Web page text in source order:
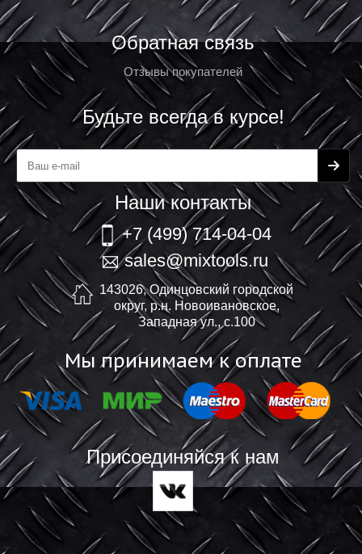
Обратная связь
Отзывы покупателей
Будьте всегда в курсе!
Наши контакты
+7 (499) 714-04-04
sales@mixtools.ru
143026, Одинцовский городской
округ, р.н. Новоивановское,
Западная ул., с.100
Мы принимаем к оплате
Присоединяйся к нам